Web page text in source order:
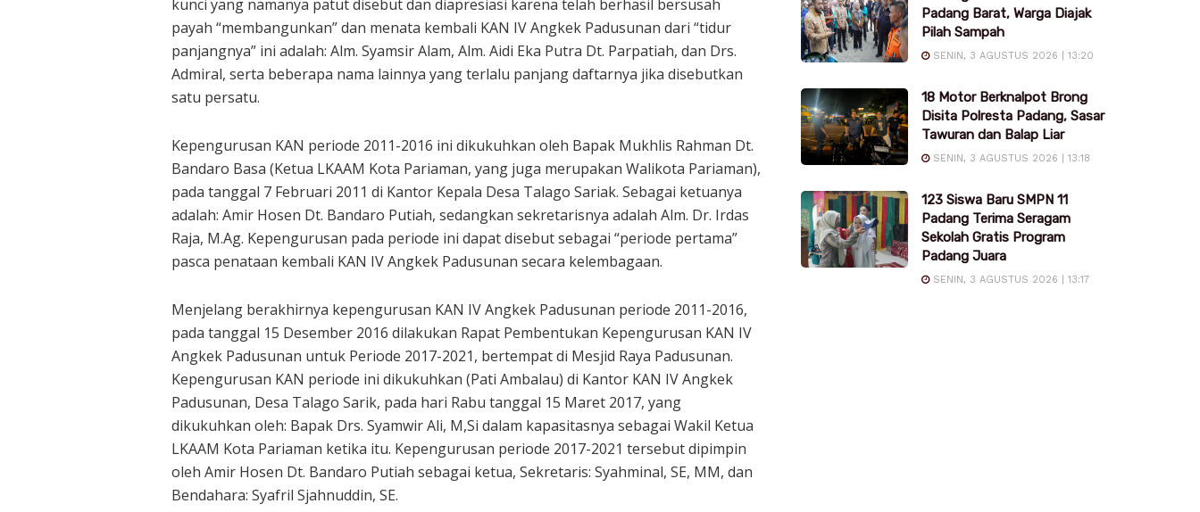
kunci yang namanya patut disebut dan diapresiasi karena telah berhasil bersusah
payah “membangunkan” dan menata kembali KAN IV Angkek Padusunan dari “tidur
panjangnya” ini adalah: Alm. Syamsir Alam, Alm. Aidi Eka Putra Dt. Parpatiah, dan Drs.
Admiral, serta beberapa nama lainnya yang terlalu panjang daftarnya jika disebutkan
satu persatu.
Kepengurusan KAN periode 2011-2016 ini dikukuhkan oleh Bapak Mukhlis Rahman Dt.
Bandaro Basa (Ketua LKAAM Kota Pariaman, yang juga merupakan Walikota Pariaman),
pada tanggal 7 Februari 2011 di Kantor Kepala Desa Talago Sariak. Sebagai ketuanya
adalah: Amir Hosen Dt. Bandaro Putiah, sedangkan sekretarisnya adalah Alm. Dr. Irdas
Raja, M.Ag. Kepengurusan pada periode ini dapat disebut sebagai “periode pertama”
pasca penataan kembali KAN IV Angkek Padusunan secara kelembagaan.
Menjelang berakhirnya kepengurusan KAN IV Angkek Padusunan periode 2011-2016,
pada tanggal 15 Desember 2016 dilakukan Rapat Pembentukan Kepengurusan KAN IV
Angkek Padusunan untuk Periode 2017-2021, bertempat di Mesjid Raya Padusunan.
Kepengurusan KAN periode ini dikukuhkan (Pati Ambalau) di Kantor KAN IV Angkek
Padusunan, Desa Talago Sarik, pada hari Rabu tanggal 15 Maret 2017, yang
dikukuhkan oleh: Bapak Drs. Syamwir Ali, M,Si dalam kapasitasnya sebagai Wakil Ketua
LKAAM Kota Pariaman ketika itu. Kepengurusan periode 2017-2021 tersebut dipimpin
oleh Amir Hosen Dt. Bandaro Putiah sebagai ketua, Sekretaris: Syahminal, SE, MM, dan
Bendahara: Syafril Sjahnuddin, SE.
Padang Barat, Warga Diajak
Pilah Sampah
SENIN, 3 AGUSTUS 2026 | 13:20
18 Motor Berknalpot Brong
Disita Polresta Padang, Sasar
Tawuran dan Balap Liar
SENIN, 3 AGUSTUS 2026 | 13:18
123 Siswa Baru SMPN 11
Padang Terima Seragam
Sekolah Gratis Program
Padang Juara
SENIN, 3 AGUSTUS 2026 | 13:17